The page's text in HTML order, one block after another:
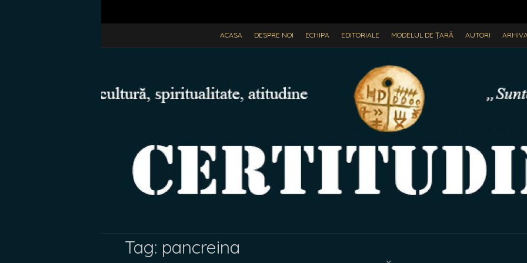
ACASA DESPRE NOI ECHIPA EDITORIALE MODELUL DE ȚARĂ AUTORI
Tag: pancreina